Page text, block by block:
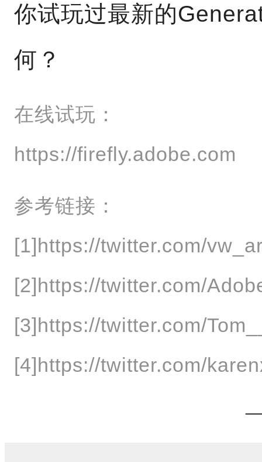
你试玩过最新的
何？
在线试玩：
https://firefly.adobe.com
参考链接：
[1]https://twitter.com/
[2]https://twitter.com/
[3]https://twitter.com/
[4]https://twitter.com/